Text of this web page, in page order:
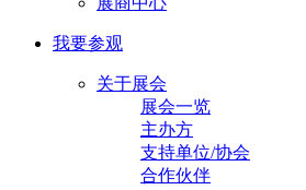
我要参观
关于展会
展会一览
主办方
支持单位/协会
合作伙伴